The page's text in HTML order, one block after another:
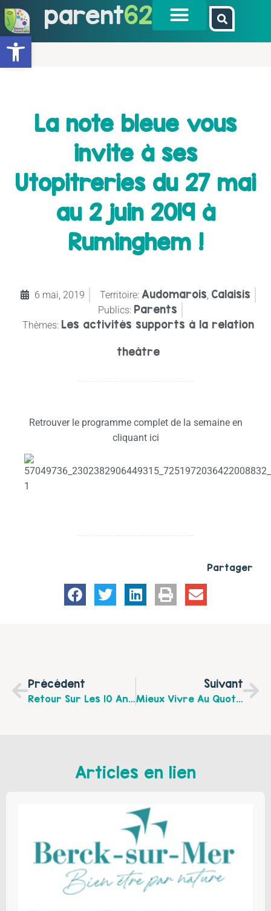
Ouvrir la barre d’outils
parent62
La note bleue vous
invite à ses
Utopitreries du 27 mai
au 2 juin 2019 à
Ruminghem !
6 mai, 2019 Territoire: Audomarois Calaisis
Publics: Parents
Thèmes: Les activités supports à la relation
theâtre
Retrouver le programme complet de la semaine en
cliquant ici
Partager
Précédent
Retour Sur Les 10 Ans Du PRE De Calais
Suivant
Mieux Vivre Au Quotidien ! Une Journée Organisée Par NEURODEV Le 4 Juin 2019 À Arques
Articles en lien